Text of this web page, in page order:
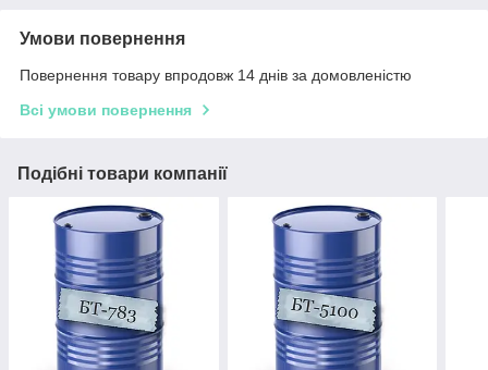
Умови повернення
Повернення товару впродовж 14 днів за домовленістю
Всі умови повернення
Подібні товари компанії